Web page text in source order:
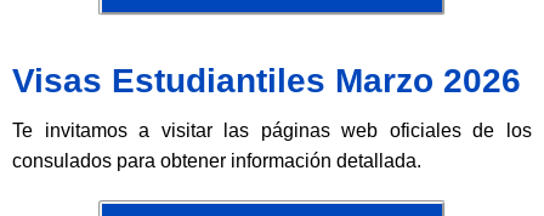
Visas Estudiantiles Marzo 2026
Te invitamos a visitar las páginas web oficiales de los
consulados para obtener información detallada.